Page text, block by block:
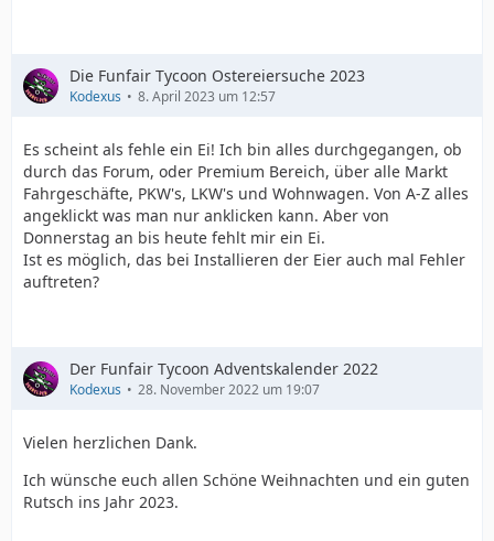
Die Funfair Tycoon Ostereiersuche 2023
Kodexus 8. April 2023 um 12:57
Es scheint als fehle ein Ei! Ich bin alles durchgegangen, ob
durch das Forum, oder Premium Bereich, über alle Markt
Fahrgeschäfte, PKW's, LKW's und Wohnwagen. Von A-Z alles
angeklickt was man nur anklicken kann. Aber von
Donnerstag an bis heute fehlt mir ein Ei.
Ist es möglich, das bei Installieren der Eier auch mal Fehler
auftreten?
Der Funfair Tycoon Adventskalender 2022
Kodexus 28. November 2022 um 19:07
Vielen herzlichen Dank.
Ich wünsche euch allen Schöne Weihnachten und ein guten
Rutsch ins Jahr 2023.